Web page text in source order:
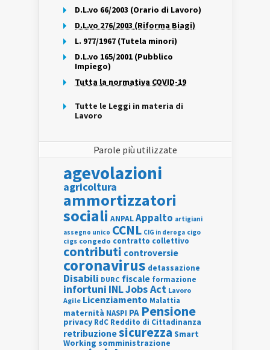
D.L.vo 66/2003 (Orario di Lavoro)
D.L.vo 276/2003 (Riforma Biagi)
L. 977/1967 (Tutela minori)
D.L.vo 165/2001 (Pubblico
Impiego)
Tutta la normativa COVID-19
Tutte le Leggi in materia di
Lavoro
Parole più utilizzate
agevolazioni
agricoltura
ammortizzatori
sociali ANPALAppalto artigiani
assegno unico CCNL CIG in deroga cigo
cigs congedo contratto collettivo
contributi controversie
coronavirus detassazione
Disabili DURC fiscale formazione
infortuni INLJobs Act Lavoro
Agile Licenziamento Malattia
maternità NASPI PA Pensione
privacy RdC Reddito di Cittadinanza
retribuzionesicurezza Smart
Working somministrazione